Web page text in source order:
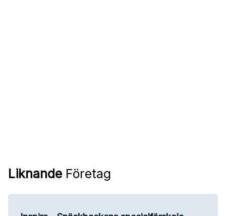
Liknande Företag